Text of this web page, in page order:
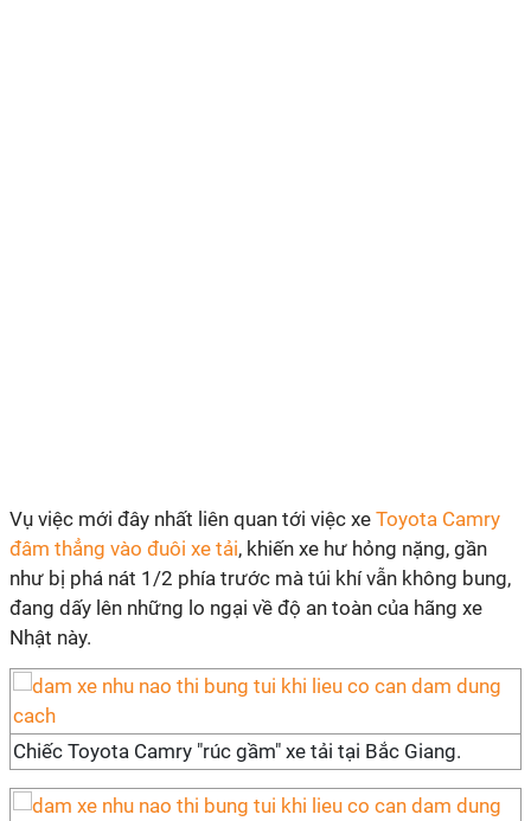
Vụ việc mới đây nhất liên quan tới việc xe Toyota Camry
đâm thẳng vào đuôi xe tải, khiến xe hư hỏng nặng, gần
như bị phá nát 1/2 phía trước mà túi khí vẫn không bung,
đang dấy lên những lo ngại về độ an toàn của hãng xe
Nhật này.
Chiếc Toyota Camry "rúc gầm" xe tải tại Bắc Giang.